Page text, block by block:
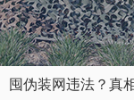
囤伪装网违法？真